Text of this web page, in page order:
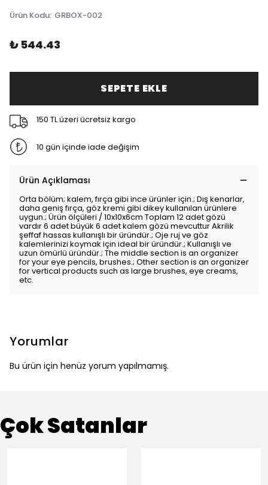
Ürün Kodu: GRBOX-002
₺ 544.43
SEPETE EKLE
150 TL üzeri ücretsiz kargo
10 gün içinde iade değişim
Ürün Açıklaması
Orta bölüm; kalem, fırça gibi ince ürünler için.; Dış kenarlar,
daha geniş fırça, göz kremi gibi dikey kullanılan ürünlere
uygun.; Ürün ölçüleri / 10x10x6cm Toplam 12 adet gözü
vardır 6 adet büyük 6 adet kalem gözü mevcuttur Akrilik
şeffaf hassas kullanışlı bir üründür.; Oje ruj ve göz
kalemlerinizi koymak için ideal bir üründür.; Kullanışlı ve
uzun ömürlü üründür.; The middle section is an organizer
for your eye pencils, brushes.; Other section is an organizer
for vertical products such as large brushes, eye creams,
etc.
Yorumlar
Bu ürün için henüz yorum yapılmamış.
Çok Satanlar